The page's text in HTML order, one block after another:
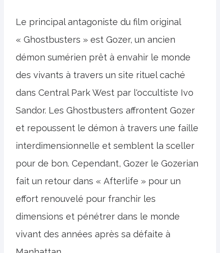
Le principal antagoniste du film original
« Ghostbusters » est Gozer, un ancien
démon sumérien prêt à envahir le monde
des vivants à travers un site rituel caché
dans Central Park West par l'occultiste Ivo
Sandor. Les Ghostbusters affrontent Gozer
et repoussent le démon à travers une faille
interdimensionnelle et semblent la sceller
pour de bon. Cependant, Gozer le Gozerian
fait un retour dans « Afterlife » pour un
effort renouvelé pour franchir les
dimensions et pénétrer dans le monde
vivant des années après sa défaite à